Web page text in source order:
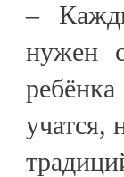
–
нужен
учатся,